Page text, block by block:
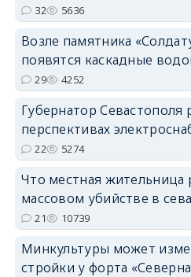
32 5636
Возле памятника
появятся каскадные
29 4252
Губернатор Севастополя
перспективах
22 5274
Что местная жительница
массовом убийстве в
21 10739
Минкультуры может
стройки у форта